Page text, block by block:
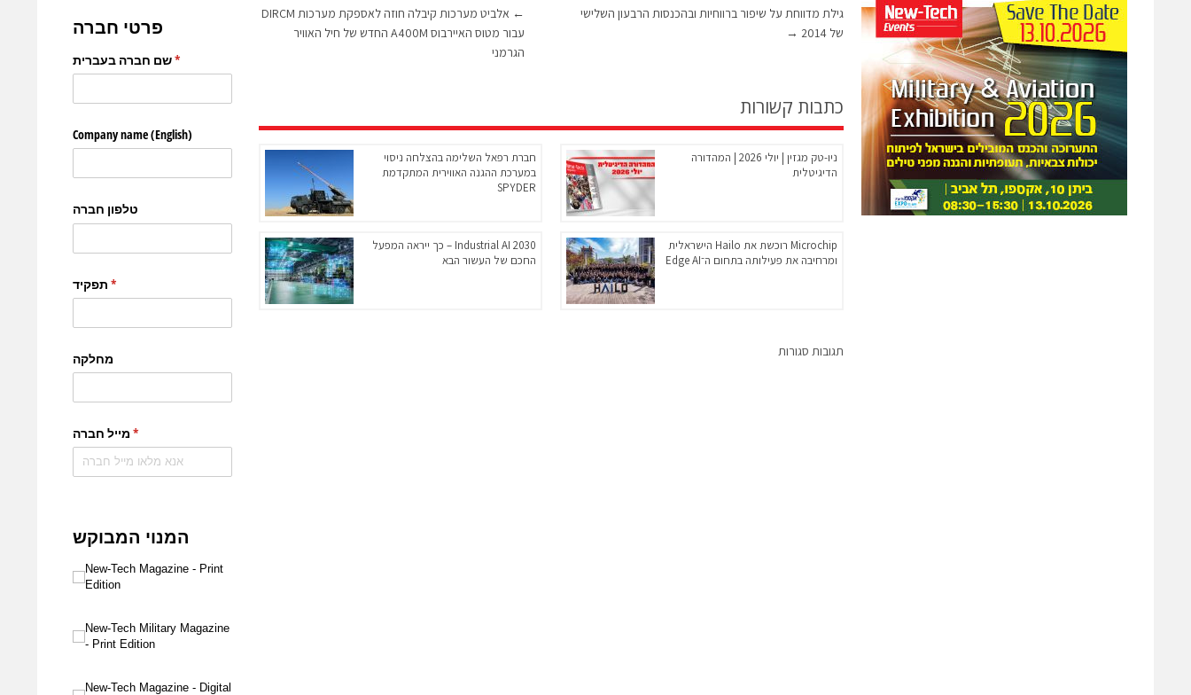
←
אלביט מערכות קיבלה חוזה לאספקת מערכות DIRCM
עבור מטוס האיירבוס A400M החדש של חיל האוויר
הגרמני
גילת מדווחת על שיפור ברווחיות ובהכנסות הרבעון השלישי
של 2014
→
כתבות קשורות
חברת רפאל השלימה בהצלחה ניסוי
במערכת ההגנה האווירית המתקדמת
SPYDER
ניו-טק מגזין | יולי 2026 | המהדורה
הדיגיטלית
Industrial AI 2030 – כך ייראה המפעל
החכם של העשור הבא
Microchip רוכשת את Hailo הישראלית
ומרחיבה את פעילותה בתחום ה־Edge AI
תגובות סגורות